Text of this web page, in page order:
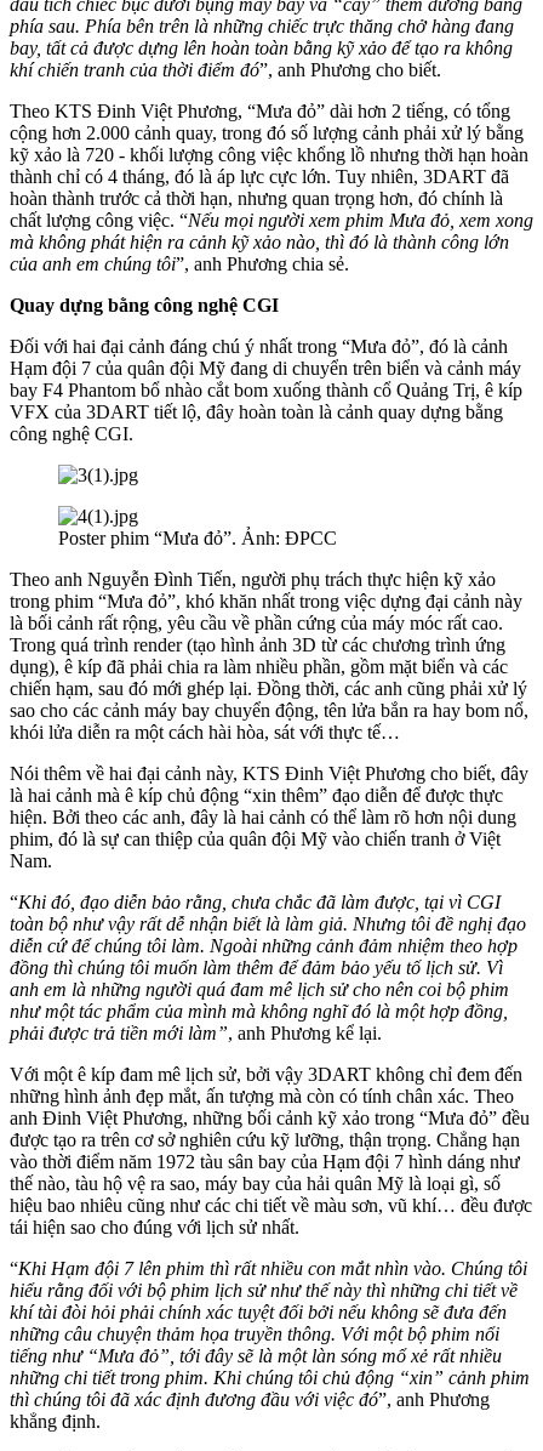
dấu tích chiếc bục dưới bụng máy bay và “cấy” thêm đường băng
phía sau. Phía bên trên là những chiếc trực thăng chở hàng đang
bay, tất cả được dựng lên hoàn toàn bằng kỹ xảo để tạo ra không
khí chiến tranh của thời điểm đó”, anh Phương cho biết.
Theo KTS Đinh Việt Phương, “Mưa đỏ” dài hơn 2 tiếng, có tổng
cộng hơn 2.000 cảnh quay, trong đó số lượng cảnh phải xử lý bằng
kỹ xảo là 720 - khối lượng công việc khổng lồ nhưng thời hạn hoàn
thành chỉ có 4 tháng, đó là áp lực cực lớn. Tuy nhiên, 3DART đã
hoàn thành trước cả thời hạn, nhưng quan trọng hơn, đó chính là
chất lượng công việc. “Nếu mọi người xem phim Mưa đỏ, xem xong
mà không phát hiện ra cảnh kỹ xảo nào, thì đó là thành công lớn
của anh em chúng tôi”, anh Phương chia sẻ.
Quay dựng bằng công nghệ CGI
Đối với hai đại cảnh đáng chú ý nhất trong “Mưa đỏ”, đó là cảnh
Hạm đội 7 của quân đội Mỹ đang di chuyển trên biển và cảnh máy
bay F4 Phantom bổ nhào cắt bom xuống thành cổ Quảng Trị, ê kíp
VFX của 3DART tiết lộ, đây hoàn toàn là cảnh quay dựng bằng
công nghệ CGI.
Poster phim “Mưa đỏ”. Ảnh: ĐPCC
Theo anh Nguyễn Đình Tiến, người phụ trách thực hiện kỹ xảo
trong phim “Mưa đỏ”, khó khăn nhất trong việc dựng đại cảnh này
là bối cảnh rất rộng, yêu cầu về phần cứng của máy móc rất cao.
Trong quá trình render (tạo hình ảnh 3D từ các chương trình ứng
dụng), ê kíp đã phải chia ra làm nhiều phần, gồm mặt biển và các
chiến hạm, sau đó mới ghép lại. Đồng thời, các anh cũng phải xử lý
sao cho các cảnh máy bay chuyển động, tên lửa bắn ra hay bom nổ,
khói lửa diễn ra một cách hài hòa, sát với thực tế…
Nói thêm về hai đại cảnh này, KTS Đinh Việt Phương cho biết, đây
là hai cảnh mà ê kíp chủ động “xin thêm” đạo diễn để được thực
hiện. Bởi theo các anh, đây là hai cảnh có thể làm rõ hơn nội dung
phim, đó là sự can thiệp của quân đội Mỹ vào chiến tranh ở Việt
Nam.
“Khi đó, đạo diễn bảo rằng, chưa chắc đã làm được, tại vì CGI
toàn bộ như vậy rất dễ nhận biết là làm giả. Nhưng tôi đề nghị đạo
diễn cứ để chúng tôi làm. Ngoài những cảnh đảm nhiệm theo hợp
đồng thì chúng tôi muốn làm thêm để đảm bảo yếu tố lịch sử. Vì
anh em là những người quá đam mê lịch sử cho nên coi bộ phim
như một tác phẩm của mình mà không nghĩ đó là một hợp đồng,
phải được trả tiền mới làm”, anh Phương kể lại.
Với một ê kíp đam mê lịch sử, bởi vậy 3DART không chỉ đem đến
những hình ảnh đẹp mắt, ấn tượng mà còn có tính chân xác. Theo
anh Đinh Việt Phương, những bối cảnh kỹ xảo trong “Mưa đỏ” đều
được tạo ra trên cơ sở nghiên cứu kỹ lưỡng, thận trọng. Chẳng hạn
vào thời điểm năm 1972 tàu sân bay của Hạm đội 7 hình dáng như
thế nào, tàu hộ vệ ra sao, máy bay của hải quân Mỹ là loại gì, số
hiệu bao nhiêu cũng như các chi tiết về màu sơn, vũ khí… đều được
tái hiện sao cho đúng với lịch sử nhất.
“Khi Hạm đội 7 lên phim thì rất nhiều con mắt nhìn vào. Chúng tôi
hiểu rằng đối với bộ phim lịch sử như thế này thì những chi tiết về
khí tài đòi hỏi phải chính xác tuyệt đối bởi nếu không sẽ đưa đến
những câu chuyện thảm họa truyền thông. Với một bộ phim nổi
tiếng như “Mưa đỏ”, tới đây sẽ là một làn sóng mổ xẻ rất nhiều
những chi tiết trong phim. Khi chúng tôi chủ động “xin” cảnh phim
thì chúng tôi đã xác định đương đầu với việc đó”, anh Phương
khẳng định.